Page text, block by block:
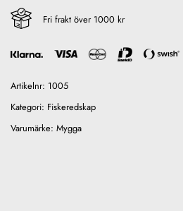
Fri frakt över 1000 kr
Artikelnr: 1005
Kategori: Fiskeredskap
Varumärke: Mygga